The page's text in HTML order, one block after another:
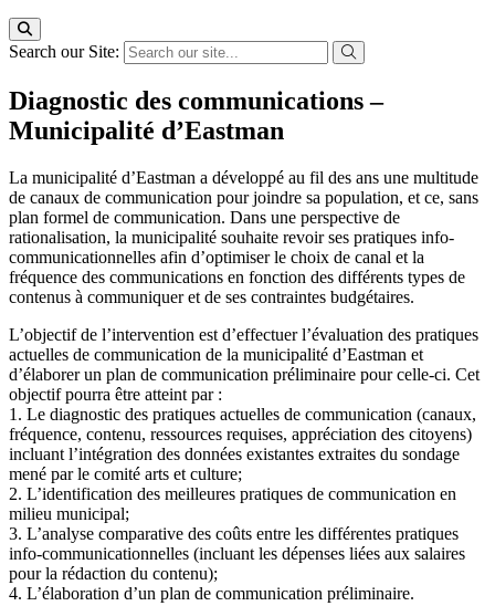
Search our Site:
Diagnostic des communications –
Municipalité d’Eastman
La municipalité d’Eastman a développé au fil des ans une multitude
de canaux de communication pour joindre sa population, et ce, sans
plan formel de communication. Dans une perspective de
rationalisation, la municipalité souhaite revoir ses pratiques info-
communicationnelles afin d’optimiser le choix de canal et la
fréquence des communications en fonction des différents types de
contenus à communiquer et de ses contraintes budgétaires.
L’objectif de l’intervention est d’effectuer l’évaluation des pratiques
actuelles de communication de la municipalité d’Eastman et
d’élaborer un plan de communication préliminaire pour celle-ci. Cet
objectif pourra être atteint par :
1. Le diagnostic des pratiques actuelles de communication (canaux,
fréquence, contenu, ressources requises, appréciation des citoyens)
incluant l’intégration des données existantes extraites du sondage
mené par le comité arts et culture;
2. L’identification des meilleures pratiques de communication en
milieu municipal;
3. L’analyse comparative des coûts entre les différentes pratiques
info-communicationnelles (incluant les dépenses liées aux salaires
pour la rédaction du contenu);
4. L’élaboration d’un plan de communication préliminaire.